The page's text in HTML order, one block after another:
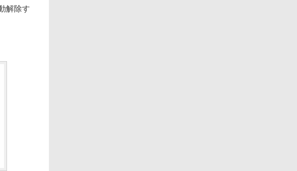
解除す